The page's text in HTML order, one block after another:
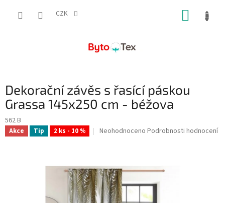
CZK
Dekorační závěs s řasící páskou
Grassa 145x250 cm - béžova
562 B
Akce Tip 2 ks - 10 %
Průměrné
0,0
z
5
hvězdiček.
Neohodnoceno Podrobnosti hodnocení